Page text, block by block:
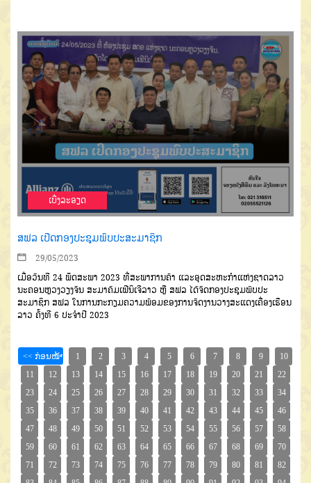
ເບີ່ງລະອຽດ
ສຟລ ເປີດກອງປະຊຸມພົບປະສະມາຊິກ
29/05/2023
ເມື່ອວັນທີ 24 ພຶດສະພາ 2023 ທີ່ສະພາການຄ້າ ແລະອຸດສະຫະກຳແຫ່ງຊາດລາວ
ນະຄອນຫຼວງວຽງຈັນ ສະມາຄົມເຟີນິເຈີລາວ ຫຼື ສຟລ ໄດ້ຈັດກອງປະຊຸມພົບປະ
ສະມາຊິກ ສຟລ ໃນການກະກຽມຄວາມພ້ອມຂອງການຈັດງານວາງສະແດງເຄື່ອງເຮືອນ
ລາວ ຄັ້ງທີ 6 ປະຈຳປີ 2023